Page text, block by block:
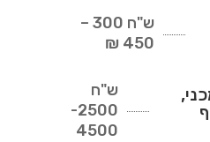
ש"ח
300 –
450 ₪
ש"ח
2500-
4500